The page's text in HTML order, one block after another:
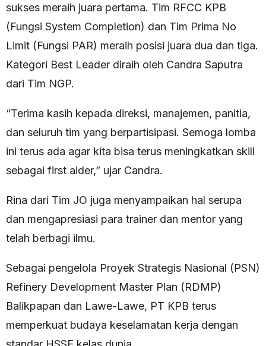
sukses meraih juara pertama. Tim RFCC KPB
(Fungsi System Completion) dan Tim Prima No
Limit (Fungsi PAR) meraih posisi juara dua dan tiga.
Kategori Best Leader diraih oleh Candra Saputra
dari Tim NGP.
“Terima kasih kepada direksi, manajemen, panitia,
dan seluruh tim yang berpartisipasi. Semoga lomba
ini terus ada agar kita bisa terus meningkatkan skill
sebagai first aider,” ujar Candra.
Rina dari Tim JO juga menyampaikan hal serupa
dan mengapresiasi para trainer dan mentor yang
telah berbagi ilmu.
Sebagai pengelola Proyek Strategis Nasional (PSN)
Refinery Development Master Plan (RDMP)
Balikpapan dan Lawe-Lawe, PT KPB terus
memperkuat budaya keselamatan kerja dengan